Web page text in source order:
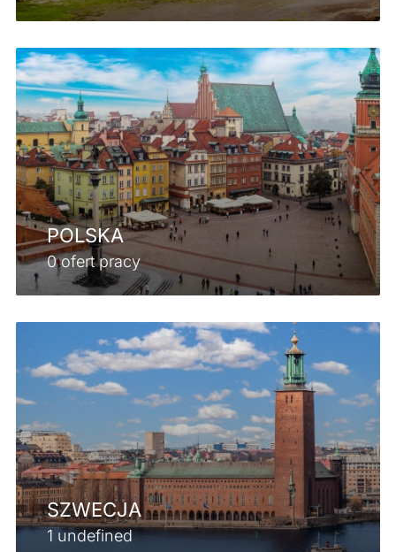
POLSKA
0 ofert pracy
SZWECJA
1 undefined